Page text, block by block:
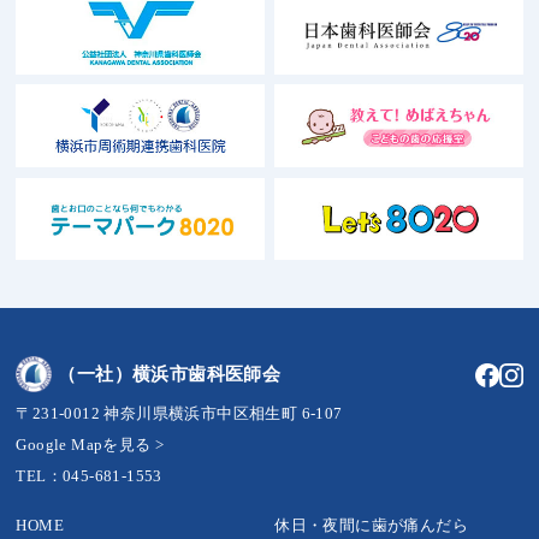
（一社）横浜市歯科医師会
〒231-0012 神奈川県横浜市中区相生町 6-107
Google Mapを見る >
TEL：045-681-1553
HOME 休日・夜間に歯が痛んだら